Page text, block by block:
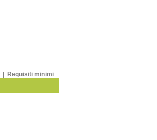
Requisiti minimi